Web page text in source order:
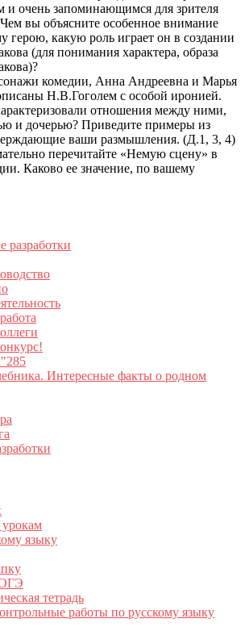
очень запоминающимся для зрителя
вы объясните особенное внимание
герою, какую роль играет он в создании
(для понимания характера, образа
комедии, Анна Андреевна и Марья
Н.В.Гоголем с особой иронией.
отношения между ними,
и дочерью? Приведите примеры из
ваши размышления. (Д.1, 3, 4)
перечитайте «Немую сцену» в
Каково ее значение, по вашему
разработки
Интересные факты о родном
языку
тетрадь
работы по русскому языку